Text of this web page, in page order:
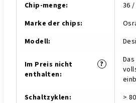
Chip-menge:
36 /
Marke der chips:
Modell:
?
Im Preis nicht
enthalten:
Schaltzyklen:
>